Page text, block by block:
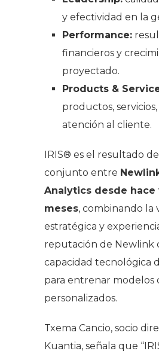
y efectividad en la
Performance:
financieros y
proyectado.
Products &
productos,
atención al cliente.
IRIS® es el resultado
conjunto entre
Analytics desde hace
meses, combinando la
estratégica y
reputación de Newlink
capacidad tecnológica
para entrenar modelos
personalizados.
Txema Cancio, socio
Kuantia, señala que “